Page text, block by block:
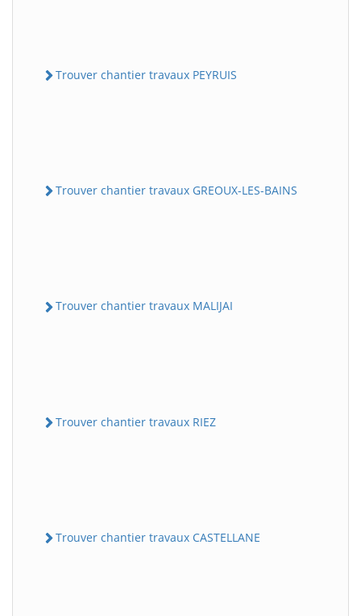
Trouver chantier travaux PEYRUIS
Trouver chantier travaux GREOUX-LES-BAINS
Trouver chantier travaux MALIJAI
Trouver chantier travaux RIEZ
Trouver chantier travaux CASTELLANE